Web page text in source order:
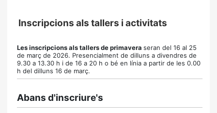
Inscripcions als tallers i activitats
Les inscripcions als tallers de primavera seran del 16 al 25
de març de 2026. Presencialment de dilluns a divendres de
9.30 a 13.30 h i de 16 a 20 h o bé en línia a partir de les 0.00
h del dilluns 16 de març.
Abans d'inscriure's